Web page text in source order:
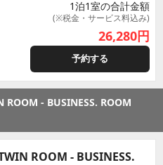
1泊1室の合計金額
(※税金・サービス料込み)
26,280円
予約する
ROOM - BUSINESS. ROOM
ROOM - BUSINESS.